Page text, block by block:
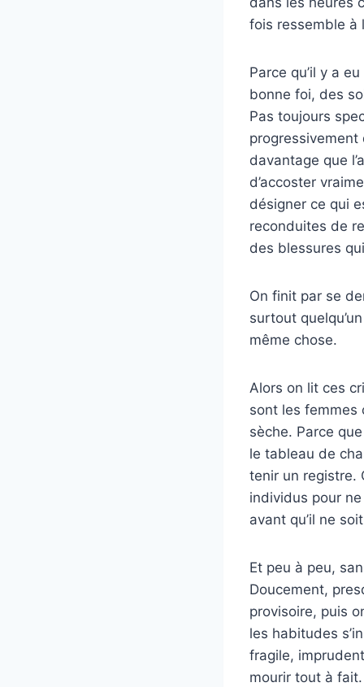
fois ressemble à
Parce qu’il y a
bonne foi, des
Pas toujours
progressivement
davantage que
d’accoster
désigner ce qui
reconduites de
des blessures
On finit par se
surtout
même chose.
Alors on lit ces
sont les femmes
sèche. Parce
le tableau de
tenir un registre.
individus pour
avant qu’il ne
Et peu à peu,
Doucement,
provisoire, puis
les habitudes
fragile,
mourir tout à